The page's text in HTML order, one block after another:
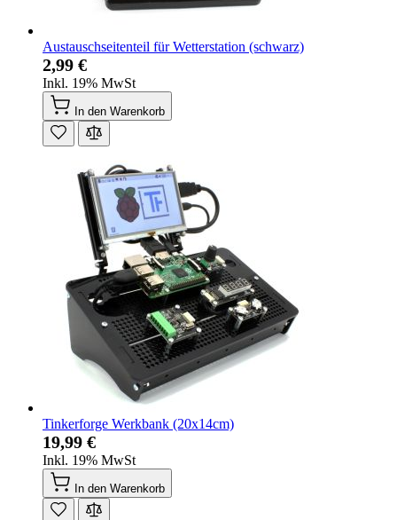
Austauschseitenteil für Wetterstation (schwarz)
2,99 €
Inkl. 19% MwSt
In den Warenkorb
Tinkerforge Werkbank (20x14cm)
19,99 €
Inkl. 19% MwSt
In den Warenkorb